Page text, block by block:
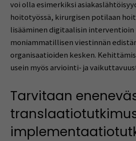
voi olla esimerkiksi
hoitotyössä, kirurgisen potilaan
lisääminen digitaalisin interventioin
moniammatillisen viestinnän
organisaatioiden kesken.
usein myös arviointi- ja
Tarvitaan